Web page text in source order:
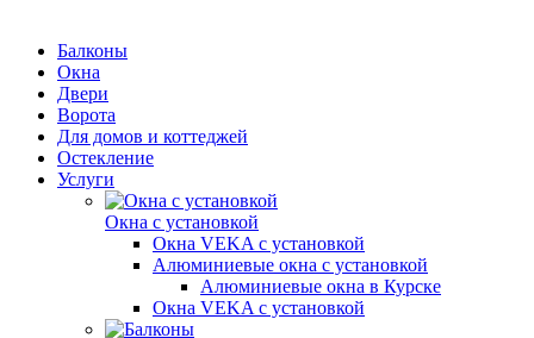
Балконы
Окна
Двери
Ворота
Для домов и коттеджей
Остекление
Услуги
Окна с установкой
Окна VEKA с установкой
Алюминиевые окна с установкой
Алюминиевые окна в Курске
Окна VEKA с установкой